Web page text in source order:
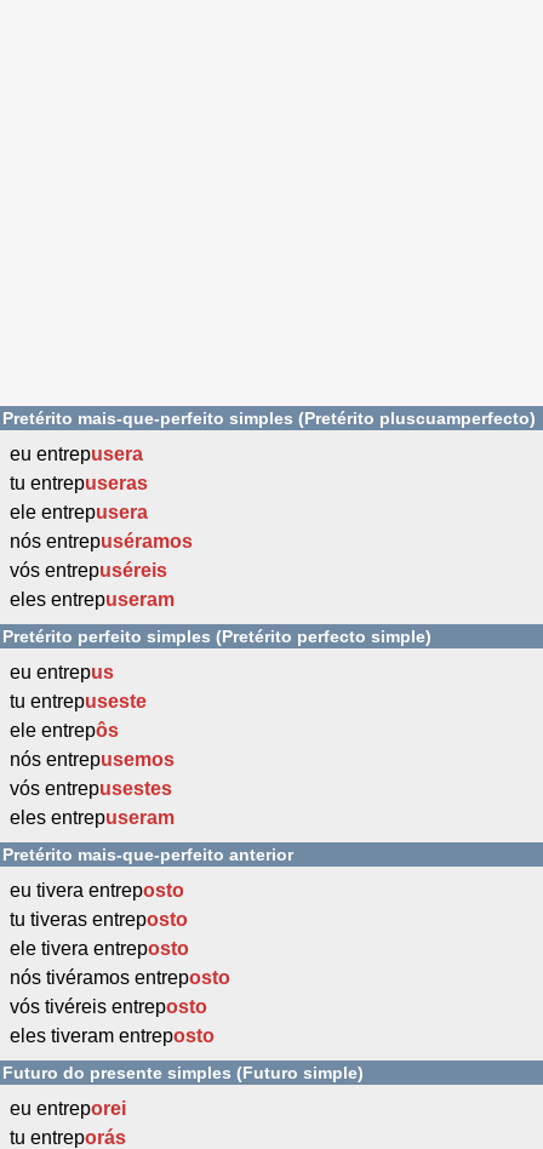
Pretérito mais-que-perfeito simples (Pretérito pluscuamperfecto)
eu entrepusera
tu entrepuseras
ele entrepusera
nós entrepuséramos
vós entrepuséreis
eles entrepuseram
Pretérito perfeito simples (Pretérito perfecto simple)
eu entrepus
tu entrepuseste
ele entrepôs
nós entrepusemos
vós entrepusestes
eles entrepuseram
Pretérito mais-que-perfeito anterior
eu tivera entreposto
tu tiveras entreposto
ele tivera entreposto
nós tivéramos entreposto
vós tivéreis entreposto
eles tiveram entreposto
Futuro do presente simples (Futuro simple)
eu entreporei
tu entreporás